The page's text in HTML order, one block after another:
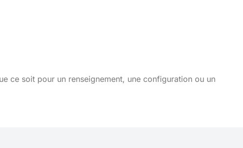
ce soit pour un renseignement, une configuration ou un